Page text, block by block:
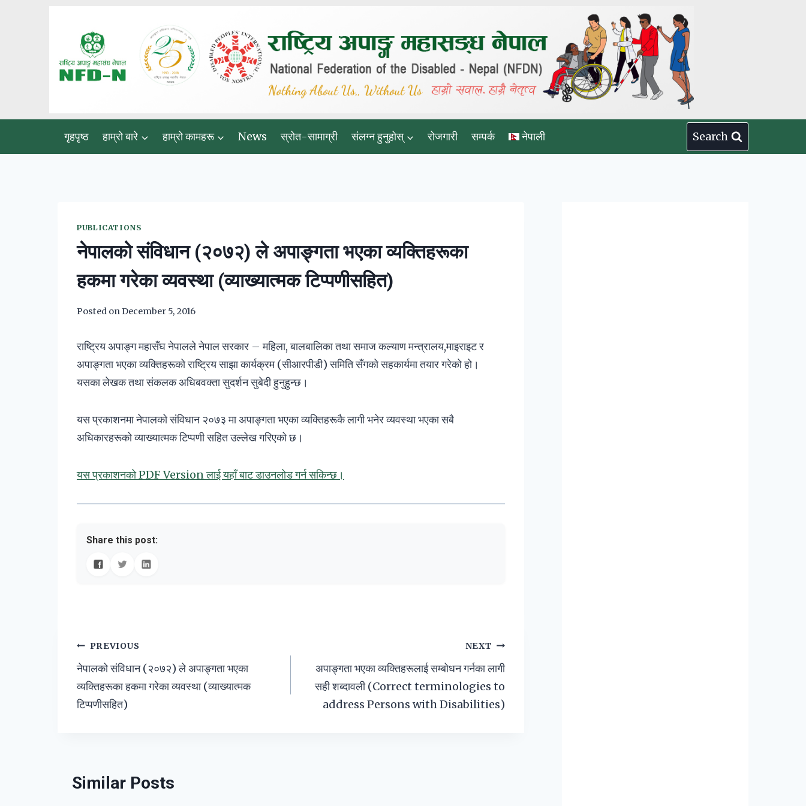
गृहपृष्ठ हाम्रो बारे हाम्रो कामहरू News स्रोत-सामाग्री संलग्न हुनुहोस् रोजगारी सम्पर्क नेपाली Search
PUBLICATIONS
नेपालको संविधान (२०७२) ले अपाङ्गता भएका व्यक्तिहरूका
हकमा गरेका व्यवस्था (व्याख्यात्मक टिप्पणीसहित)
Posted onDecember 5, 2016
राष्ट्रिय अपाङ्ग महासँघ नेपालले नेपाल सरकार – महिला, बालबालिका तथा समाज कल्याण मन्त्रालय,माइराइट र
अपाङ्गता भएका व्यक्तिहरूको राष्ट्रिय साझा कार्यक्रम (सीआरपीडी) समिति सँगको सहकार्यमा तयार गरेको हो।
यसका लेखक तथा संकलक अधिबवक्ता सुदर्शन सुबेदी हुनुहुन्छ।
यस प्रकाशनमा नेपालको संविधान २०७३ मा अपाङ्गता भएका व्यक्तिहरूकै लागी भनेर व्यवस्था भएका सबै
अधिकारहरूको व्याख्यात्मक टिप्पणी सहित उल्लेख गरिएको छ।
यस प्रकाशनको PDF Version लाई यहाँ बाट डाउनलोड गर्न सकिन्छ।
Share this post:
Post
navigation
PREVIOUS
नेपालको संविधान (२०७२) ले अपाङ्गता भएका
व्यक्तिहरूका हकमा गरेका व्यवस्था (व्याख्यात्मक
टिप्पणीसहित)
NEXT
अपाङ्गता भएका व्यक्तिहरूलाई सम्बोधन गर्नका लागी
सही शब्दावली (Correct terminologies to
address Persons with Disabilities)
Similar Posts